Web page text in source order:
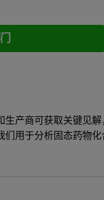
生产商可获取关键见解
们用于分析固态药物化